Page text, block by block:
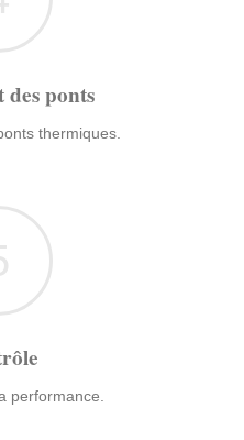
ponts
thermiques.
performance.